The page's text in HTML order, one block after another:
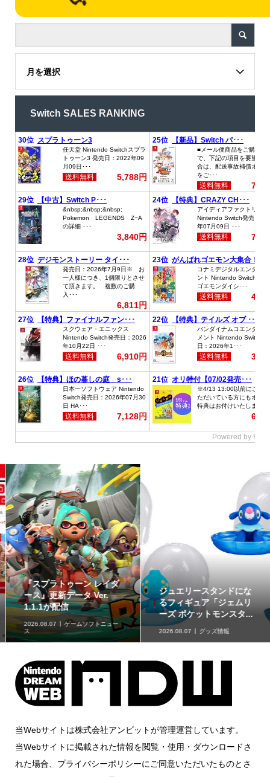
月を選択
Switch SALES RANKING
ジュエリースタンドにな
るフィギュア「ジェムリ
ーズ ポケットモンスタ...
2026.08.07 グッズ情報
草タイプのポケモンが集
合！「ポケットモンスタ
ー スイングコレクショ...
2026.08.07 グッズ情報
当Webサイトは株式会社アンビットが管理運営しています。
当Webサイトに掲載された情報を閲覧・使用・ダウンロードさ
れた場合、プライバシーポリシーにご同意いただいたものとさ